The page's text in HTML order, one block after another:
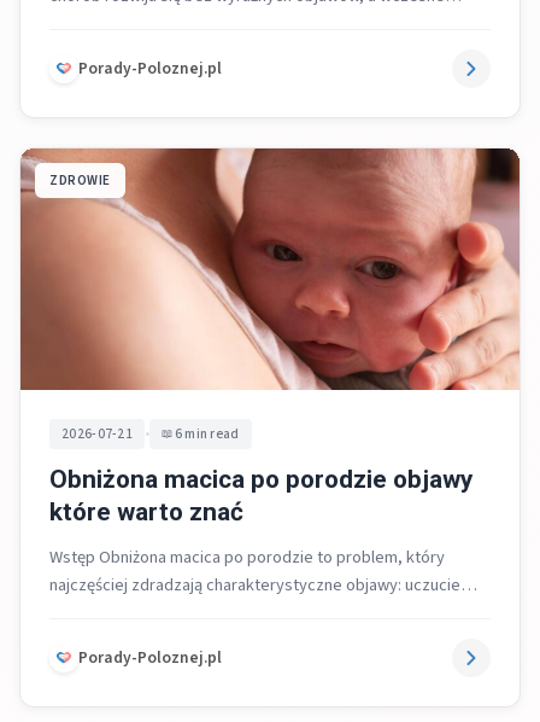
Porady-Poloznej.pl
ZDROWIE
2026-07-21 • 6 min read
Obniżona macica po porodzie objawy
które warto znać
Wstęp Obniżona macica po porodzie to problem, który
najczęściej zdradzają charakterystyczne objawy: uczucie
Porady-Poloznej.pl